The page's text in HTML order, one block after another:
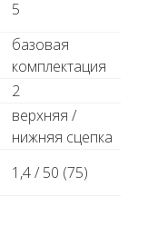
5
базовая
комплектация
2
верхняя /
нижняя сцепка
1,4 / 50 (75)